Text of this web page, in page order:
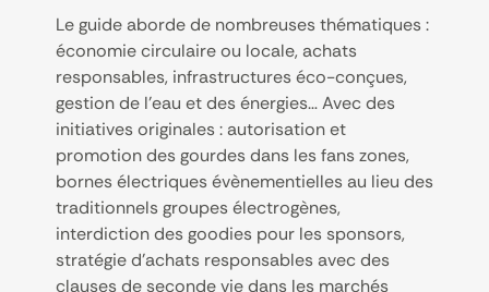
Le guide aborde de nombreuses thématiques :
économie circulaire ou locale, achats
responsables, infrastructures éco-conçues,
gestion de l’eau et des énergies… Avec des
initiatives originales : autorisation et
promotion des gourdes dans les fans zones,
bornes électriques évènementielles au lieu des
traditionnels groupes électrogènes,
interdiction des goodies pour les sponsors,
stratégie d’achats responsables avec des
clauses de seconde vie dans les marchés